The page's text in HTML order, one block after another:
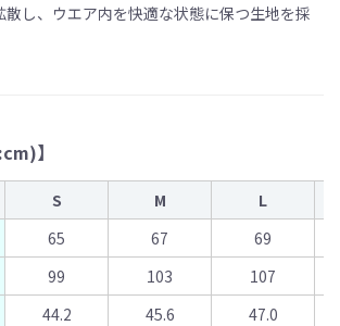
し、ウエア内を快適な状態に保つ生地を採
】
S M
L
65 67
69
99 103
107
44.2 45.6
47.0